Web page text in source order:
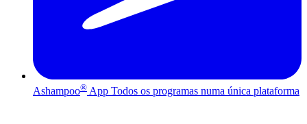
Ashampoo® App Todos os programas numa única plataforma